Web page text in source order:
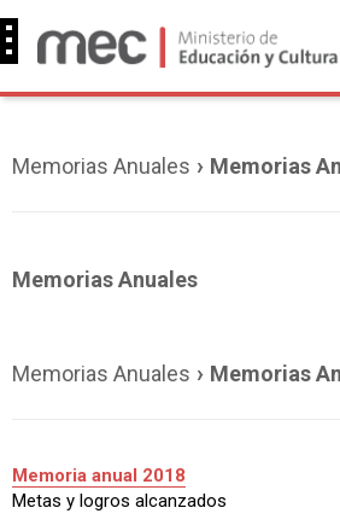
Memorias Anuales › Memorias
Memorias Anuales
Memorias Anuales › Memorias
Memoria anual 2018
Metas y logros alcanzados